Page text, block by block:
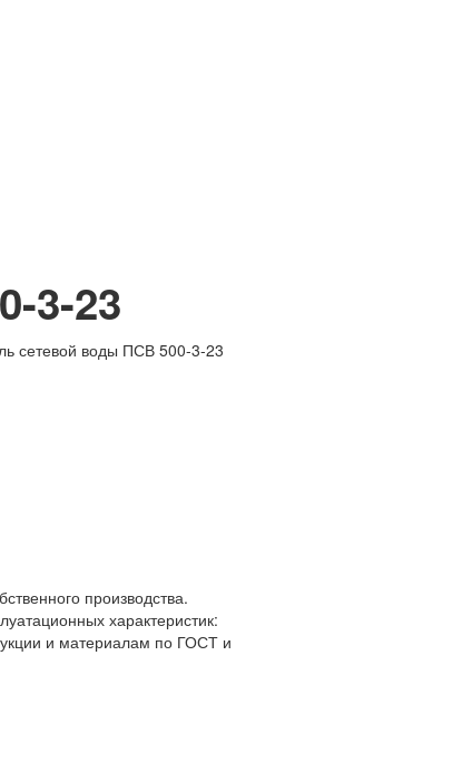
3-23
производства.
характеристик:
и материалам по ГОСТ и